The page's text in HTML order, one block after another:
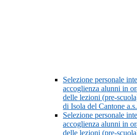
Selezione personale
accoglienza alunni in
delle lezioni (pre-
di Isola del Cantone
Selezione personale
accoglienza alunni in
delle lezioni (pre-